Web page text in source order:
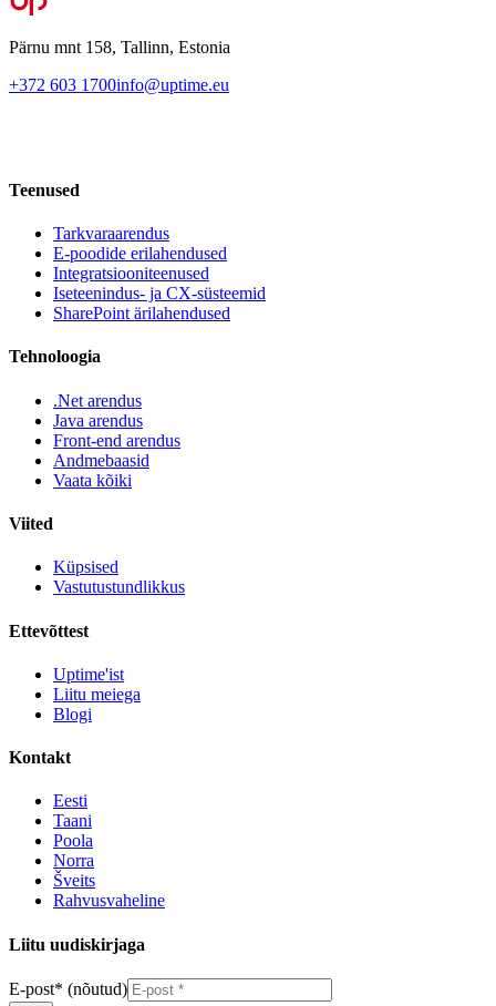
Pärnu mnt 158, Tallinn, Estonia
+372 603 1700info@uptime.eu
Teenused
Tarkvaraarendus
E-poodide erilahendused
Integratsiooniteenused
Iseteenindus- ja CX-süsteemid
SharePoint ärilahendused
Tehnoloogia
.Net arendus
Java arendus
Front-end arendus
Andmebaasid
Vaata kõiki
Viited
Küpsised
Vastutustundlikkus
Ettevõttest
Uptime'ist
Liitu meiega
Blogi
Kontakt
Eesti
Taani
Poola
Norra
Šveits
Rahvusvaheline
Liitu uudiskirjaga
E-post* (nõutud)